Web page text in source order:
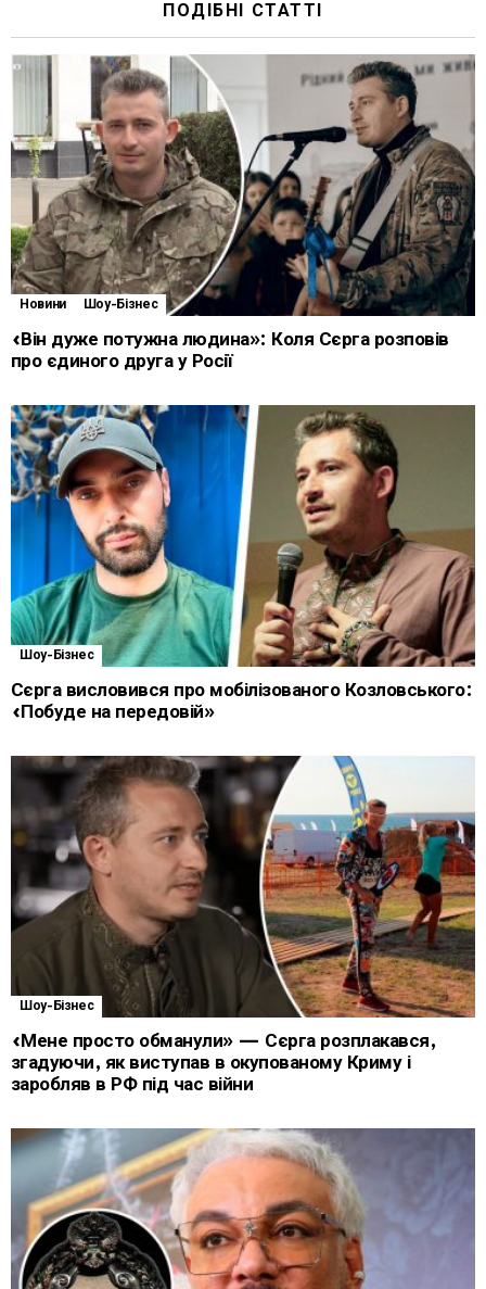
ПОДІБНІ СТАТТІ
Новини Шоу-Бізнес
«Він дуже потужна людина»: Коля Сєрга розповів
про єдиного друга у Росії
Шоу-Бізнес
Сєрга висловився про мобілізованого Козловського:
«Побуде на передовій»
Шоу-Бізнес
«Мене просто обманули» — Сєрга розплакався,
згадуючи, як виступав в окупованому Криму і
заробляв в РФ під час війни